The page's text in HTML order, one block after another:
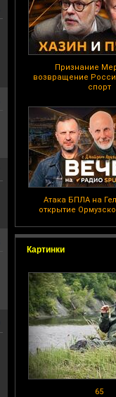
Признание
возвращение
спорт
Атака БПЛА на
открытие
Картинки
65